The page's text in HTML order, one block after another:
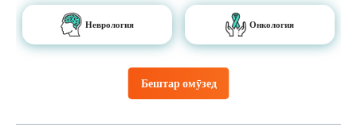
Бештар омӯзед
Неврология Онкология